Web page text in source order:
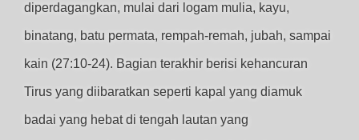
diperdagangkan, mulai dari logam mulia, kayu,
binatang, batu permata, rempah-remah, jubah, sampai
kain (27:10-24). Bagian terakhir berisi kehancuran
Tirus yang diibaratkan seperti kapal yang diamuk
badai yang hebat di tengah lautan yang